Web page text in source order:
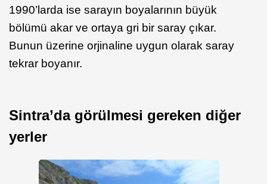
1990’larda ise sarayın boyalarının büyük
bölümü akar ve ortaya gri bir saray çıkar.
Bunun üzerine orjinaline uygun olarak saray
tekrar boyanır.
Sintra’da görülmesi gereken diğer
yerler